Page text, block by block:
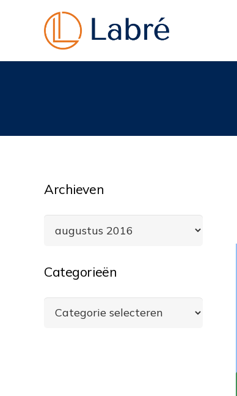
Archieven
Categorieën